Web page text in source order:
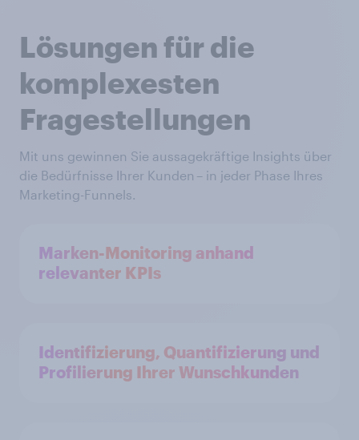
Lösungen für die
komplexesten
Fragestellungen
Mit uns gewinnen Sie aussagekräftige Insights über
die Bedürfnisse Ihrer Kunden – in jeder Phase Ihres
Marketing-Funnels.
Marken-Monitoring anhand
relevanter KPIs
Identifizierung, Quantifizierung und
Profilierung Ihrer Wunschkunden